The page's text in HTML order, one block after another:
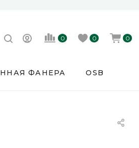
0 0 0
ФАНЕРА OSB